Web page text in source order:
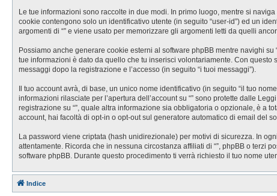
Le tue informazioni sono raccolte in due modi. In primo luogo, mentre si
cookie contengono solo un identificativo utente (in seguito “user-id”) ed un
argomenti di “” e viene usato per memorizzare gli argomenti letti da quelli
Possiamo anche generare cookie esterni al software phpBB mentre navighi
tue informazioni è dato da quello che tu inserisci volontariamente. Con questo
messaggi dopo la registrazione e l’accesso (in seguito “i tuoi messaggi”).
Il tuo account avrà, di base, un unico nome identificativo (in seguito “il tuo
informazioni rilasciate per l’apertura dell’account su “” sono protette dalle
registrazione su “”, quale altra informazione sia obbligatoria o opzionale, è a
account, hai facoltà di opt-in o opt-out sul generatore automatico di email del
La password viene criptata (hash unidirezionale) per motivi di sicurezza. In
attentamente. Ricorda che in nessuna circostanza affiliati di “”, phpBB o terzi
software phpBB. Durante questo procedimento ti verrà richiesto il tuo nome
Indice